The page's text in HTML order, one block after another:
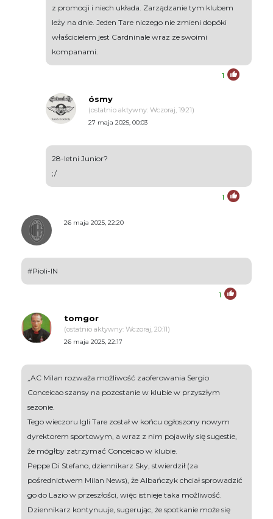
z promocji i niech układa. Zarządzanie tym klubem
leży na dnie. Jeden Tare niczego nie zmieni dopóki
właścicielem jest Cardninale wraz ze swoimi
kompanami.
1
ósmy
(ostatnio aktywny: Wczoraj, 19:21)
27 maja 2025, 00:03
28-letni Junior?
;/
1
26 maja 2025, 22:20
#Pioli-IN
1
tomgor
(ostatnio aktywny: Wczoraj, 20:11)
26 maja 2025, 22:17
„AC Milan rozważa możliwość zaoferowania Sergio
Conceicao szansy na pozostanie w klubie w przyszłym
sezonie.
Tego wieczoru Igli Tare został w końcu ogłoszony nowym
dyrektorem sportowym, a wraz z nim pojawiły się sugestie,
że mógłby zatrzymać Conceicao w klubie.
Peppe Di Stefano, dziennikarz Sky, stwierdził (za
pośrednictwem Milan News), że Albańczyk chciał sprowadzić
go do Lazio w przeszłości, więc istnieje taka możliwość.
Dziennikarz kontynuuje, sugerując, że spotkanie może się